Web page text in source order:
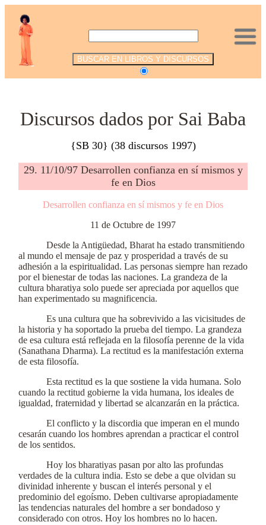
Discursos dados por Sai Baba
{SB 30} (38 discursos 1997)
29. 11/10/97 Desarrollen confianza en sí mismos y
fe en Dios
Desarrollen confianza en sí mismos y fe en Dios
11 de Octubre de 1997
Desde la Antigüedad, Bharat ha estado transmitiendo
al mundo el mensaje de paz y prosperidad a través de su
adhesión a la espiritualidad. Las personas siempre han rezado
por el bienestar de todas las naciones. La grandeza de la
cultura bharatiya solo puede ser apreciada por aquellos que
han experimentado su magnificencia.
Es una cultura que ha sobrevivido a las vicisitudes de
la historia y ha soportado la prueba del tiempo. La grandeza
de esa cultura está reflejada en la filosofía perenne de la vida
(Sanathana Dharma). La rectitud es la manifestación externa
de esta filosofía.
Esta rectitud es la que sostiene la vida humana. Solo
cuando la rectitud gobierne la vida humana, los ideales de
igualdad, fraternidad y libertad se alcanzarán en la práctica.
El conflicto y la discordia que imperan en el mundo
cesarán cuando los hombres aprendan a practicar el control
de los sentidos.
Hoy los bharatiyas pasan por alto las profundas
verdades de la cultura india. Esto se debe a que olvidan su
divinidad inherente y buscan el interés personal y el
predominio del egoísmo. Deben cultivarse apropiadamente
las tendencias naturales del hombre a ser bondadoso y
considerado con otros. Hoy los hombres no lo hacen.